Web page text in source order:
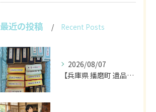
最近の投稿 Recent Posts
2026/08/07
【兵庫県 播磨町 遺品整理 買取 書道具 墨】